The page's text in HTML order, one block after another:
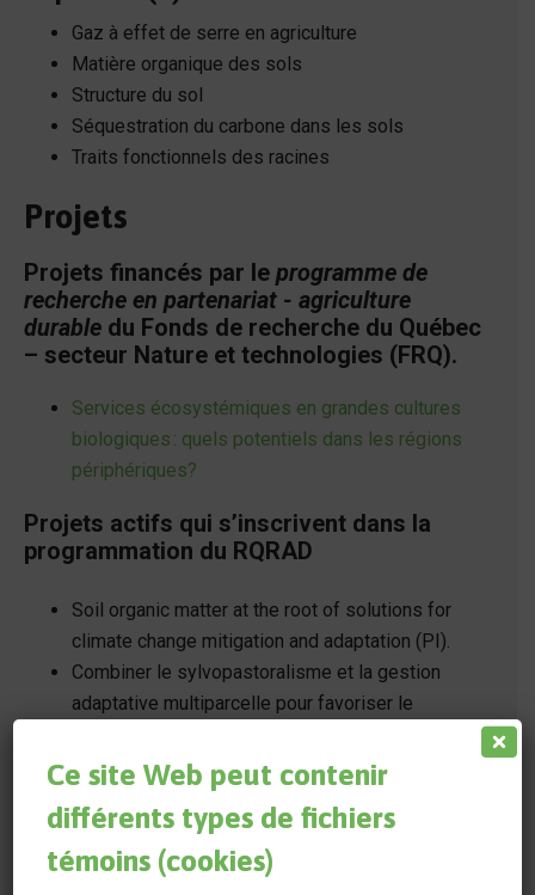
Gaz à effet de serre en agriculture
Matière organique des sols
Structure du sol
Séquestration du carbone dans les sols
Traits fonctionnels des racines
Projets
Projets financés par le programme de
recherche en partenariat - agriculture
durable du Fonds de recherche du Québec
– secteur Nature et technologies (FRQ).
Services écosystémiques en grandes cultures
biologiques : quels potentiels dans les régions
périphériques?
Projets actifs qui s’inscrivent dans la
programmation du RQRAD
Soil organic matter at the root of solutions for
climate change mitigation and adaptation (PI).
Combiner le sylvopastoralisme et la gestion
adaptative multiparcelle pour favoriser le
Determining the amount and long-term stability of
atmospheric carbon sequestered by miscanthus
and switchgrass biomass crops (Co-PI).
Impact of planting trees on abandoned farmlands
Ce site Web peut contenir
différents types de fichiers
témoins (cookies)